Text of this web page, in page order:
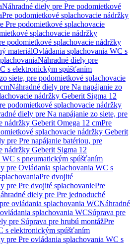
Náhradné diely pre Pre podomietkové
Pre podomietkové splachovacie nádržky
Pre podomietkové splachovacie
splachovacie nádržky
podomietkové splachovacie nádržky
materiálOvládania splachovania WC s
Náhradné diely pre
s elektronickým spúšťaním
siete, pre podomietkové splachovacie
Náhradné diely pre Na napájanie zo
nádržky Geberit Sigma 12
podomietkové splachovacie nádržky
diely pre Na napájanie zo siete, pre
nádržky Geberit Omega 12 cmPre
splachovacie nádržky Geberit
pre Pre napájanie batériou, pre
nádržky Geberit Sigma 12
s pneumatickým spúšťaním
pre Ovládania splachovania WC s
Pre dvojité
pre Pre dvojité splachovaniePre
diely pre Pre jednoduché
ovládania splachovania WCNáhradné
splachovania WCSúprava pre
pre Súprava pre hrubú montážPre
s elektronickým spúšťaním
pre Pre ovládania splachovania WC s